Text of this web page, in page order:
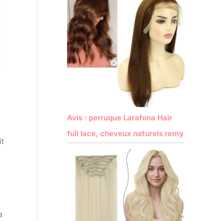
Avis : perruque Larafona Hair
full lace, cheveux naturels remy